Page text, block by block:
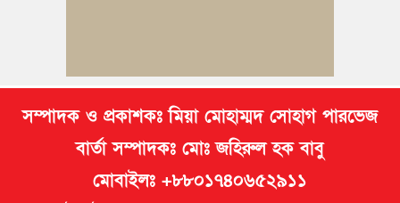
সম্পাদক ও প্রকাশকঃ মিয়া মোহাম্মদ সোহাগ পারভেজ
বার্তা সম্পাদকঃ মোঃ জহিরুল হক বাবু
মোবাইলঃ +৮৮০১৭৪০৬৫২৯১১